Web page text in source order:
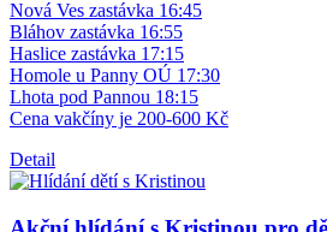
Nová Ves zastávka 16:45
Bláhov zastávka 16:55
Haslice zastávka 17:15
Homole u Panny OÚ 17:30
Lhota pod Pannou 18:15
Cena vakčíny je 200-600 Kč
Detail